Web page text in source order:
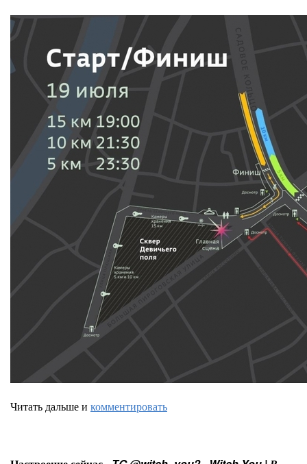
Читать дальше и комментировать